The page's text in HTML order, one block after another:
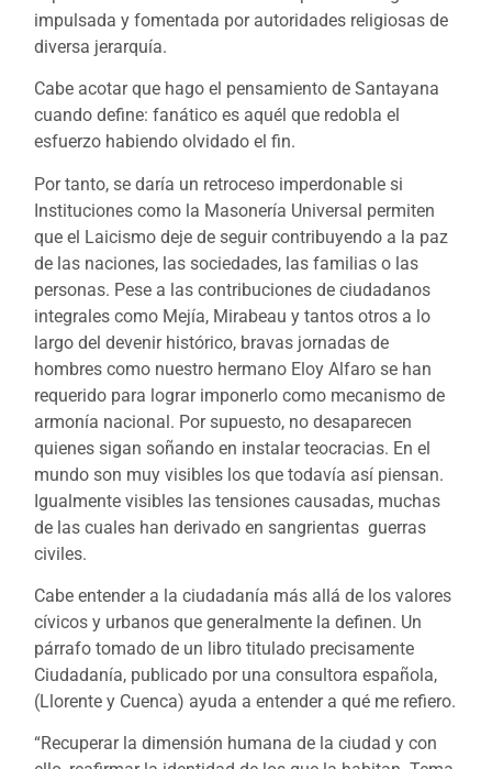
impulsada y fomentada por autoridades religiosas de
diversa jerarquía.
Cabe acotar que hago el pensamiento de Santayana
cuando define: fanático es aquél que redobla el
esfuerzo habiendo olvidado el fin.
Por tanto, se daría un retroceso imperdonable si
Instituciones como la Masonería Universal permiten
que el Laicismo deje de seguir contribuyendo a la paz
de las naciones, las sociedades, las familias o las
personas. Pese a las contribuciones de ciudadanos
integrales como Mejía, Mirabeau y tantos otros a lo
largo del devenir histórico, bravas jornadas de
hombres como nuestro hermano Eloy Alfaro se han
requerido para lograr imponerlo como mecanismo de
armonía nacional. Por supuesto, no desaparecen
quienes sigan soñando en instalar teocracias. En el
mundo son muy visibles los que todavía así piensan.
Igualmente visibles las tensiones causadas, muchas
de las cuales han derivado en sangrientas guerras
civiles.
Cabe entender a la ciudadanía más allá de los valores
cívicos y urbanos que generalmente la definen. Un
párrafo tomado de un libro titulado precisamente
Ciudadanía, publicado por una consultora española,
(Llorente y Cuenca) ayuda a entender a qué me refiero.
“Recuperar la dimensión humana de la ciudad y con